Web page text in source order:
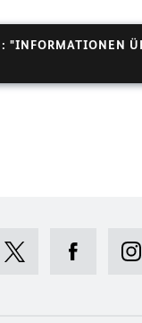
"INFORMATIONEN